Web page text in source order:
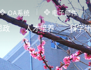
OA系统 电子邮件
政 人才培养 科学